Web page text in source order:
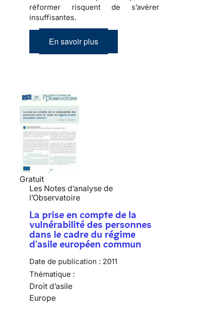
réformer risquent de s’avérer
insuffisantes.
En savoir plus
Gratuit
Les Notes d’analyse de
l’Observatoire
La prise en compte de la
vulnérabilité des personnes
dans le cadre du régime
d'asile européen commun
Date de publication : 2011
Thématique :
Droit d’asile
Europe